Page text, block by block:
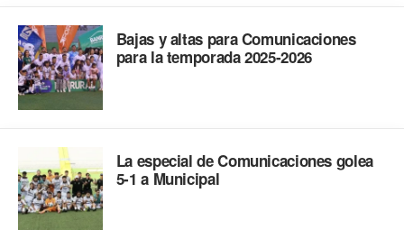
Bajas y altas para Comunicaciones
para la temporada 2025-2026
La especial de Comunicaciones golea
5-1 a Municipal